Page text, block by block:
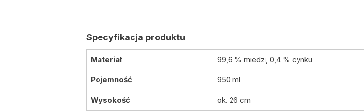
Specyfikacja produktu
Materiał 99,6 % miedzi, 0,4 % cynku
Pojemność 950 ml
Wysokość ok. 26 cm